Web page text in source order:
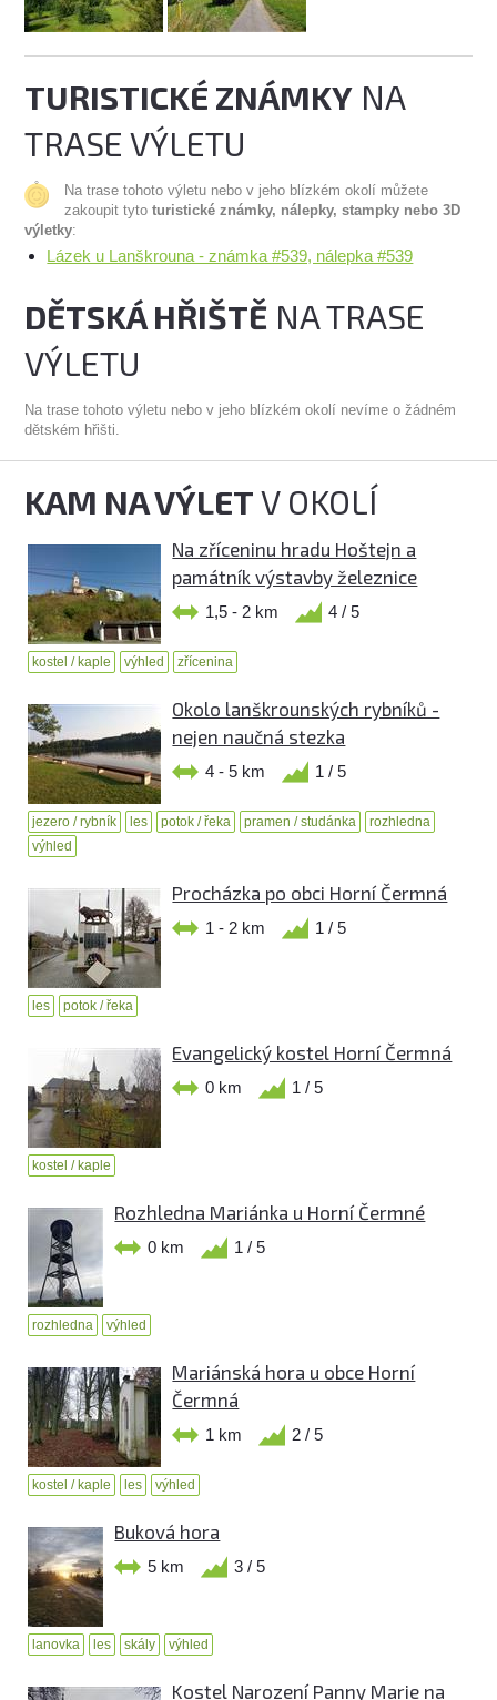
TURISTICKÉ ZNÁMKY NA
TRASE VÝLETU
Na trase tohoto výletu nebo v jeho blízkém okolí můžete
zakoupit tytoturistické známky, nálepky, stampky nebo 3D
výletky:
Lázek u Lanškrouna - známka #539, nálepka #539
DĚTSKÁ HŘIŠTĚ NA TRASE
VÝLETU
Na trase tohoto výletu nebo v jeho blízkém okolí nevíme o žádném
dětském hřišti.
KAM NA VÝLETV OKOLÍ
Na zříceninu hradu Hoštejn a
památník výstavby železnice
1,5 - 2 km 4 / 5
kostel / kaple výhled zřícenina
Okolo lanškrounských rybníků -
nejen naučná stezka
4 - 5 km 1 / 5
jezero / rybník les potok / řeka pramen / studánka
rozhledna
výhled
Procházka po obci Horní Čermná
1 - 2 km 1 / 5
les potok / řeka
Evangelický kostel Horní Čermná
0 km 1 / 5
kostel / kaple
Rozhledna Mariánka u Horní Čermné
0 km 1 / 5
rozhledna výhled
Mariánská hora u obce Horní
Čermná
1 km 2 / 5
kostel / kaple les výhled
Buková hora
5 km 3 / 5
lanovka les skály výhled
Kostel Narození Panny Marie na